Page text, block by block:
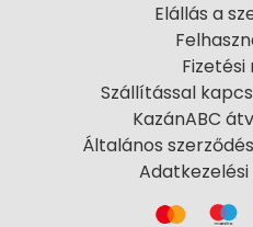
Elállás a
Szállítással
KazánABC
Általános